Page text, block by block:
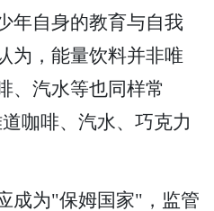
年自身的教育与自我
为，能量饮料并非唯
、汽水等也同样常
咖啡、汽水、巧克力
成为"保姆国家"，监管